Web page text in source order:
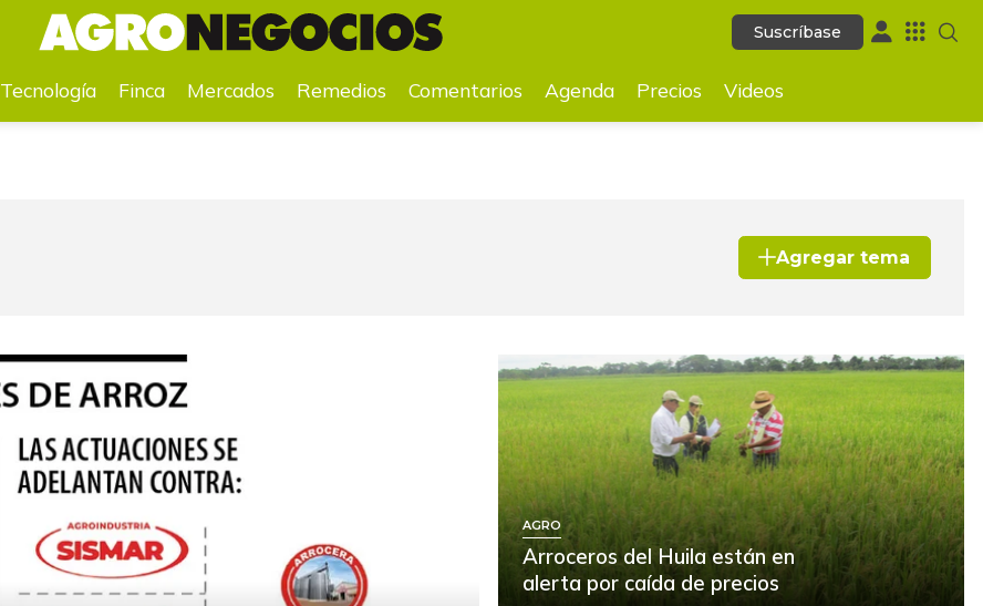
Suscríbase
Mercados Remedios Comentarios Agenda Precios Videos
Suscríbase
Tecnología Finca Mercados Remedios Comentarios Agenda Precios Videos
Agregar tema
AGRO
Arroceros del Huila están en
alerta por caída de precios